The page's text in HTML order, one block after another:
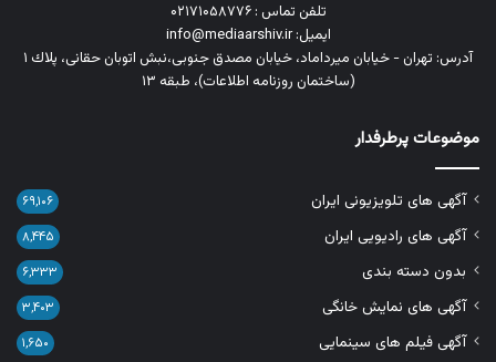
تلفن تماس : ۰۲۱۷۱۰۵۸۷۷۶
ایمیل: info@mediaarshiv.ir
آدرس: تهران - خیابان میرداماد، خیابان مصدق جنوبی،نبش اتوبان حقانی، پلاك ١
(ساختمان روزنامه اطلاعات)، طبقه ۱۳
موضوعات پرطرفدار
آگهی های تلویزیونی ایران ۶۹,۱۰۶
آگهی های رادیویی ایران ۸,۴۴۵
بدون دسته بندی ۶,۳۳۳
آگهی های نمایش خانگی ۳,۴۰۳
آگهی فیلم های سینمایی ۱,۶۵۰